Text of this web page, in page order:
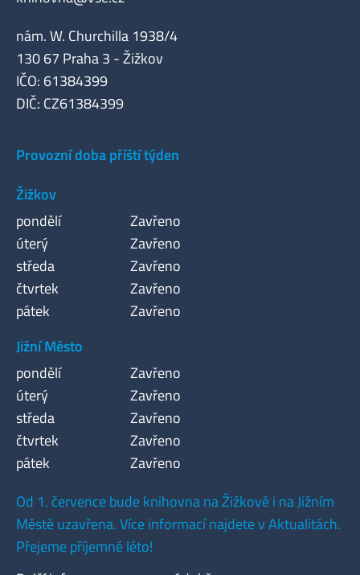
nám. W. Churchilla 1938/4
130 67 Praha 3 - Žižkov
IČO: 61384399
DIČ: CZ61384399
Provozní doba příští týden
Žižkov
pondělí
Zavřeno
úterý
Zavřeno
středa
Zavřeno
čtvrtek
Zavřeno
pátek
Zavřeno
Jižní Město
pondělí
Zavřeno
úterý
Zavřeno
středa
Zavřeno
čtvrtek
Zavřeno
pátek
Zavřeno
Od 1. července bude knihovna na Žižkově i na Jižním
Městě uzavřena. Více informací najdete v Aktualitách.
Přejeme příjemné léto!